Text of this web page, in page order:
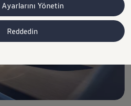
Ayarlarını Yönetin
Reddedin
Kampanyası
Servis Kampanyası
Kasko®
Garanti Plus®